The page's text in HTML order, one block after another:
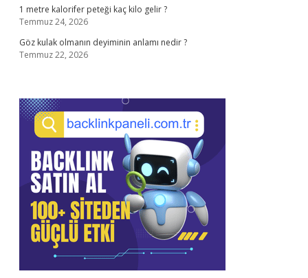
1 metre kalorifer peteği kaç kilo gelir ?
Temmuz 24, 2026
Göz kulak olmanın deyiminin anlamı nedir ?
Temmuz 22, 2026